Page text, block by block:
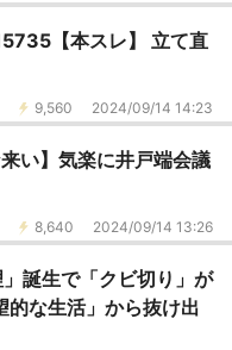
【本スレ】 立て直
9,560 2024/09/14 14:23
い】気楽に井戸端会議
8,640 2024/09/14 13:26
」誕生で「クビ切り」が
な生活」から抜け出